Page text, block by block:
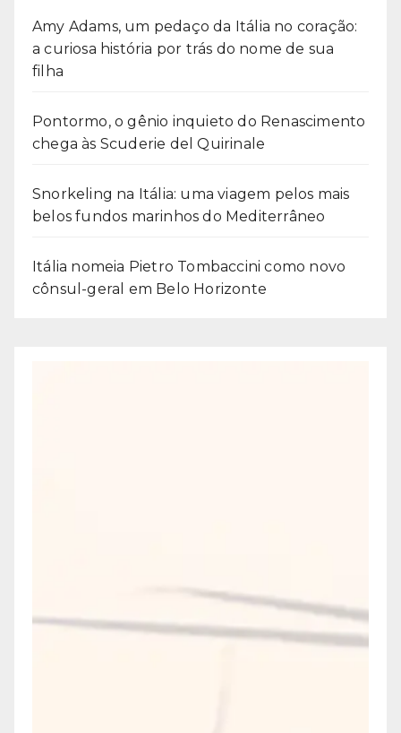
Amy Adams, um pedaço da Itália no coração:
a curiosa história por trás do nome de sua
filha
Pontormo, o gênio inquieto do Renascimento
chega às Scuderie del Quirinale
Snorkeling na Itália: uma viagem pelos mais
belos fundos marinhos do Mediterrâneo
Itália nomeia Pietro Tombaccini como novo
cônsul-geral em Belo Horizonte